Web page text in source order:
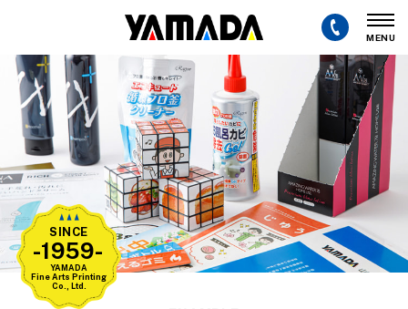
MENU
SINCE
-1959-
YAMADA
Fine Arts Printing
Co., Ltd.